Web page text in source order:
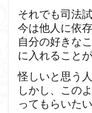
それでも司法
今は他人に依存
自分の好きな
に入れること
怪しいと思う
しかし、この
ってもらいたい